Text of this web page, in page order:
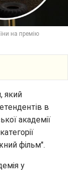
на премію
який
в
академії
фільм".
у